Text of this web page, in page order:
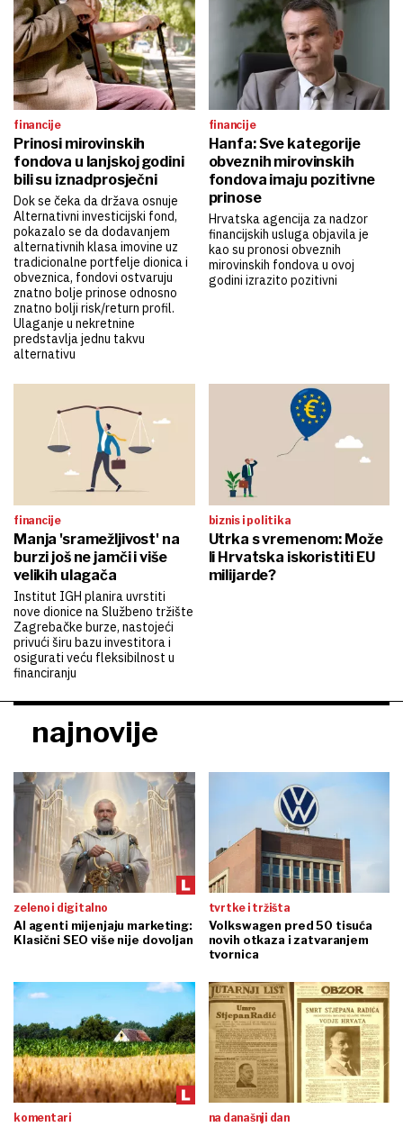
financije
Prinosi mirovinskih
fondova u lanjskoj godini
bili su iznadprosječni
Dok se čeka da država osnuje
Alternativni investicijski fond,
pokazalo se da dodavanjem
alternativnih klasa imovine uz
tradicionalne portfelje dionica i
obveznica, fondovi ostvaruju
znatno bolje prinose odnosno
znatno bolji risk/return profil.
Ulaganje u nekretnine
predstavlja jednu takvu
alternativu
financije
Hanfa: Sve kategorije
obveznih mirovinskih
fondova imaju pozitivne
prinose
Hrvatska agencija za nadzor
financijskih usluga objavila je
kao su pronosi obveznih
mirovinskih fondova u ovoj
godini izrazito pozitivni
financije
Manja 'sramežljivost' na
burzi još ne jamči i više
velikih ulagača
Institut IGH planira uvrstiti
nove dionice na Službeno tržište
Zagrebačke burze, nastojeći
privući širu bazu investitora i
osigurati veću fleksibilnost u
financiranju
biznis i politika
Utrka s vremenom: Može
li Hrvatska iskoristiti EU
milijarde?
najnovije
zeleno i digitalno
AI agenti mijenjaju marketing:
Klasični SEO više nije dovoljan
tvrtke i tržišta
Volkswagen pred 50 tisuća
novih otkaza i zatvaranjem
tvornica
komentari na današnji dan